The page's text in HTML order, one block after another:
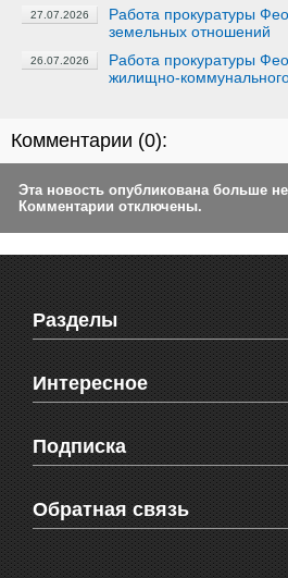
27.07.2026
Работа прокуратуры
земельных отношений
26.07.2026
Работа прокуратуры
жилищно-коммунального
Комментарии (0):
Эта новость опубликована больше
Комментарии отключены.
Разделы
Новости Феодосии
Новости Крыма
Мировые новости
Объявления
Здоровье
СМС мнения читателей
Интересное
Видео о Феодосии
Веб-камеры Феодосии
Блоги феодосийцев
Школы Феодосии
Подписка
Печатная версия газеты "Кафа"
RSS
Обратная связь
Рекламодателям